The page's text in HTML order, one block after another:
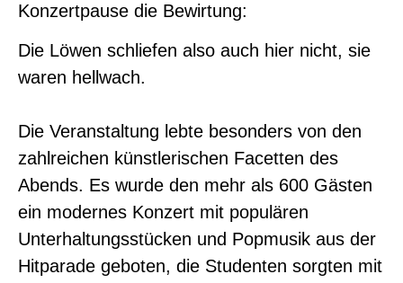
Konzertpause die Bewirtung:
Die Löwen schliefen also auch hier nicht, sie
waren hellwach.
Die Veranstaltung lebte besonders von den
zahlreichen künstlerischen Facetten des
Abends. Es wurde den mehr als 600 Gästen
ein modernes Konzert mit populären
Unterhaltungsstücken und Popmusik aus der
Hitparade geboten, die Studenten sorgten mit